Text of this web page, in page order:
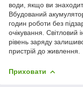
води, якщо ви
Вбудований
годин роботи без
очікування. Світловий
рівень заряду
пристрій до живлення.
Приховати